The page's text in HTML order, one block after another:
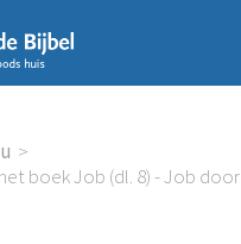
boek Job (dl. 8) - Job
Doe mee